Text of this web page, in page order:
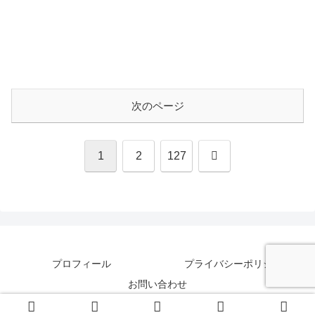
次のページ
1 2 127 次
プロフィール
プライバシーポリシー
お問い合わせ
Copyright © 2017-2026 ペペ All Rights Reserved.